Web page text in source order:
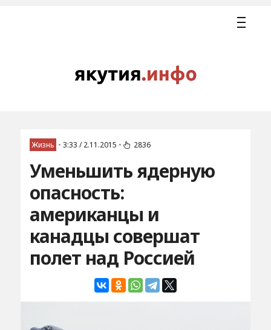
Жизнь • 3:33 / 2.11.2015 • 2836
Уменьшить ядерную
опасность:
американцы и
канадцы совершат
полет над Россией